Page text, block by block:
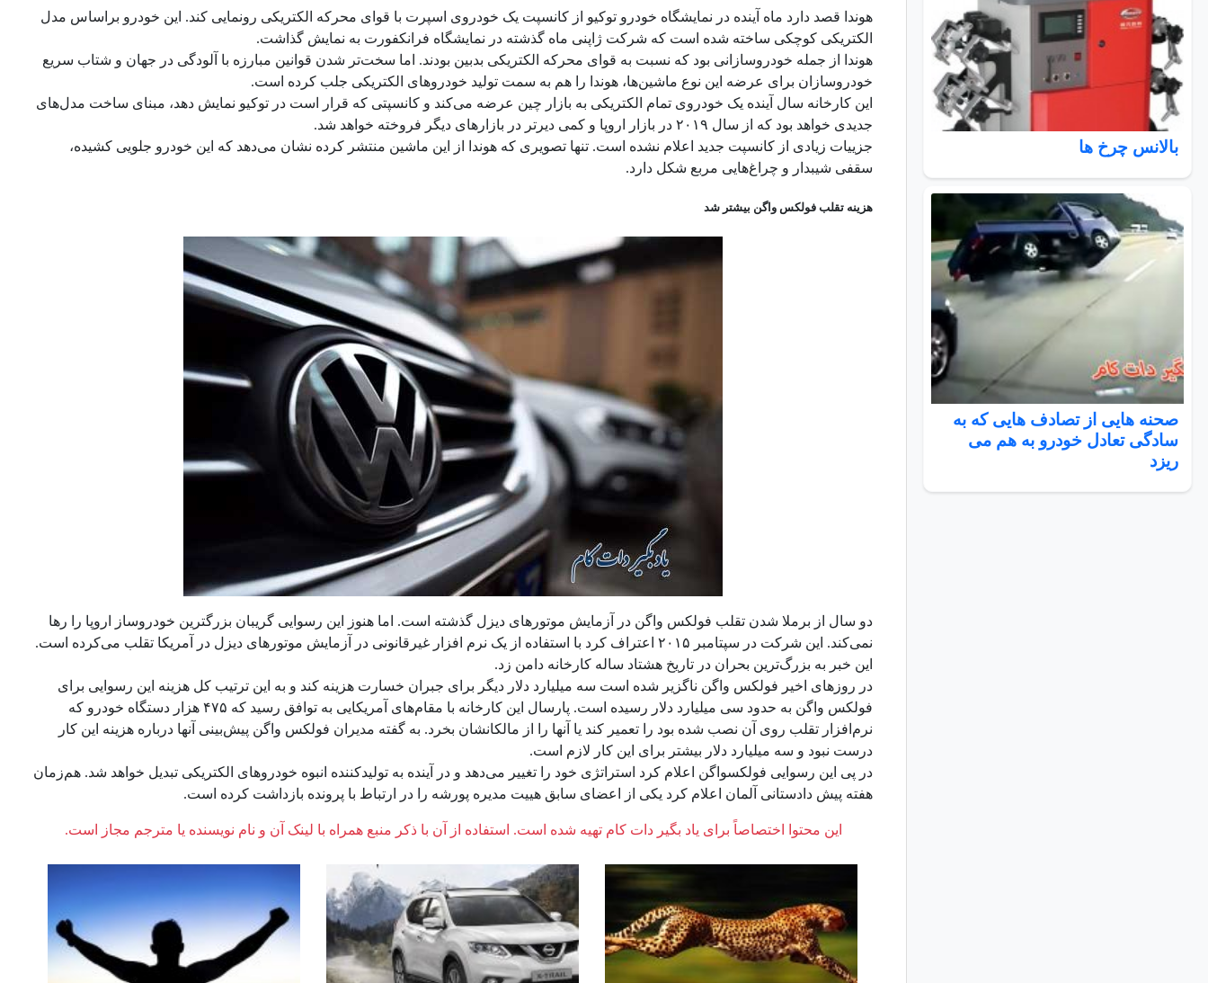
بالانس چرخ ها
صحنه هایی از تصادف هایی که به
سادگی تعادل خودرو به هم می
ریزد
هوندا قصد دارد ماه آینده در نمایشگاه خودرو توکیو از کانسپت یک خودروی اسپرت با قوای محرکه الکتریکی رونمایی کند. این خودرو براساس مدل
الکتریکی کوچکی ساخته شده است که شرکت ژاپنی ماه گذشته در نمایشگاه فرانکفورت به نمایش گذاشت.
هوندا از جمله خودروسازانی بود که نسبت به قوای محرکه الکتریکی بدبین بودند. اما سخت‌تر شدن قوانین مبارزه با آلودگی در جهان و شتاب سریع
خودروسازان برای عرضه این نوع ماشین‌ها، هوندا را هم به سمت تولید خودروهای الکتریکی جلب کرده است.
این کارخانه سال آینده یک خودروی تمام الکتریکی به بازار چین عرضه می‌کند و کانسپتی که قرار است در توکیو نمایش دهد، مبنای ساخت مدل‌های
جدیدی خواهد بود که از سال ۲۰۱۹ در بازار اروپا و کمی دیرتر در بازارهای دیگر فروخته خواهد شد.
جزییات زیادی از کانسپت جدید اعلام نشده است. تنها تصویری که هوندا از این ماشین منتشر کرده نشان می‌دهد که این خودرو جلویی کشیده،
سقفی شیبدار و چراغ‌هایی مربع شکل دارد.
هزینه تقلب فولکس واگن بیشتر شد
دو سال از برملا شدن تقلب فولکس واگن در آزمایش موتورهای دیزل گذشته است. اما هنوز این رسوایی گریبان بزرگترین خودروساز اروپا را رها
نمی‌کند. این شرکت در سپتامبر ۲۰۱۵ اعتراف کرد با استفاده از یک نرم افزار غیرقانونی در آزمایش موتورهای دیزل در آمریکا تقلب می‌کرده است.
این خبر به بزرگ‌ترین بحران در تاریخ هشتاد ساله کارخانه دامن زد.
در روزهای اخیر فولکس‌ واگن ناگزیر شده است سه میلیارد دلار دیگر برای جبران خسارت هزینه کند و به این ترتیب کل هزینه این رسوایی برای
فولکس واگن به حدود سی میلیارد دلار رسیده است. پارسال این کارخانه با مقام‌های آمریکایی به توافق رسید که ۴۷۵ هزار دستگاه خودرو که
نرم‌افزار تقلب روی آن نصب شده بود را تعمیر کند یا آنها را از مالکانشان بخرد. به گفته مدیران فولکس واگن پیش‌بینی آنها درباره هزینه این کار
درست نبود و سه میلیارد دلار بیشتر برای این کار لازم است.
در پی این رسوایی فولکسواگن اعلام کرد استراتژی خود را تغییر می‌دهد و در آینده به تولیدکننده انبوه خودروهای الکتریکی تبدیل خواهد شد. هم‌زمان
هفته پیش دادستانی آلمان اعلام کرد یکی از اعضای سابق هییت مدیره پورشه را در ارتباط با پرونده بازداشت کرده است.
این محتوا اختصاصاً برای یاد بگیر دات کام تهیه شده است. استفاده از آن با ذکر منبع همراه با لینک آن و نام نویسنده یا مترجم مجاز است.